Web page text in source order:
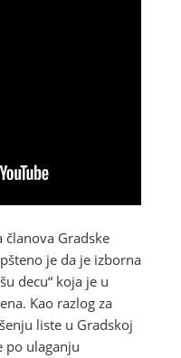
članova Gradske
je da je izborna
decu“ koja je u
Kao razlog za
liste u Gradskoj
po ulaganju